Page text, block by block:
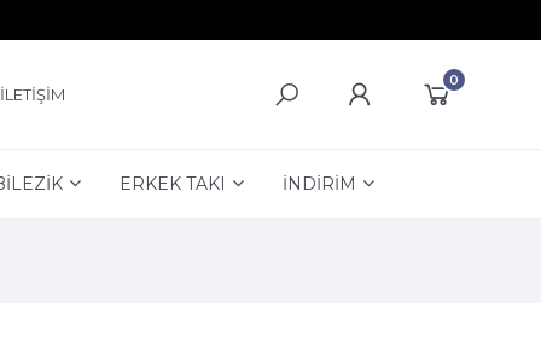
İLETİŞİM
0
ERKEK TAKI İNDİRİM